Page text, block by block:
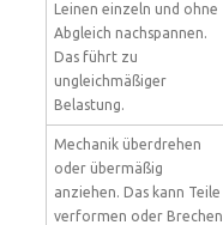
Leinen einzeln und ohne
Abgleich nachspannen.
Das führt zu
ungleichmäßiger
Belastung.
Mechanik überdrehen
oder übermäßig
anziehen. Das kann Teile
verformen oder Brechen